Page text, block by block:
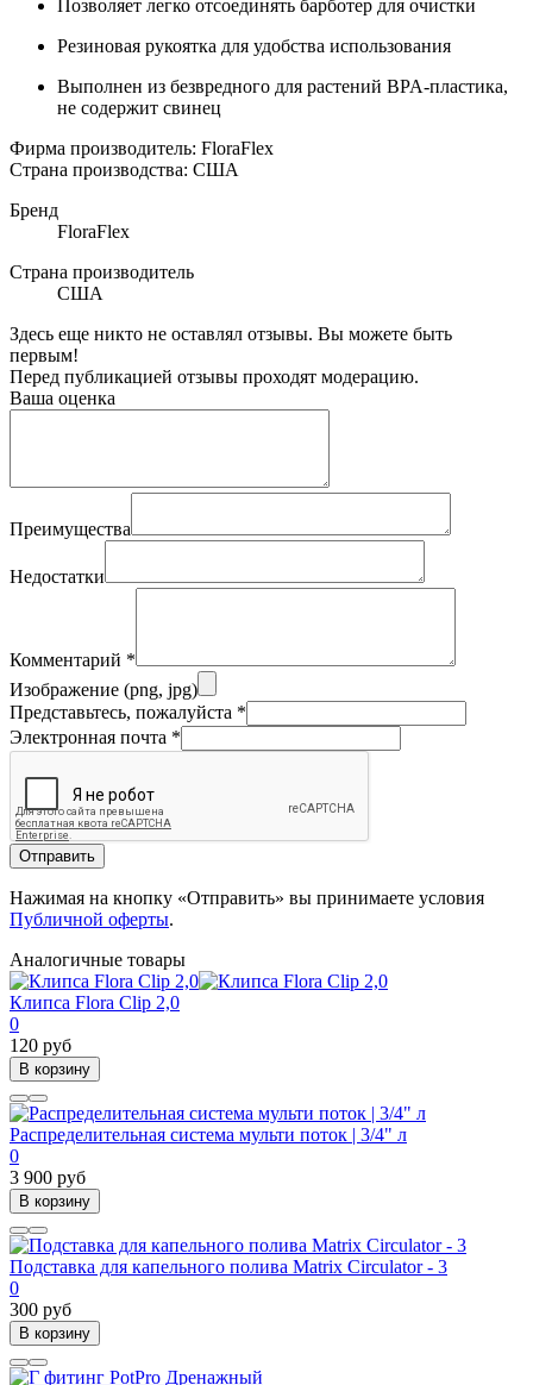
Позволяет легко отсоединять барботер для очистки
Резиновая рукоятка для удобства использования
Выполнен из безвредного для растений BPA-пластика,
не содержит свинец
Фирма производитель: FloraFlex
Страна производства: США
Бренд
FloraFlex
Страна производитель
США
Здесь еще никто не оставлял отзывы. Вы можете быть
первым!
Перед публикацией отзывы проходят модерацию.
Ваша оценка
Преимущества
Недостатки
Комментарий *
Изображение (png, jpg)
Представьтесь, пожалуйста *
Электронная почта *
Отправить
Нажимая на кнопку «Отправить» вы принимаете условия
Публичной оферты.
Аналогичные товары
Клипса Flora Clip 2,0
0
120 руб
В корзину
Распределительная система мульти поток | 3/4" л
0
3 900 руб
В корзину
Подставка для капельного полива Matrix Circulator - 3
0
300 руб
В корзину